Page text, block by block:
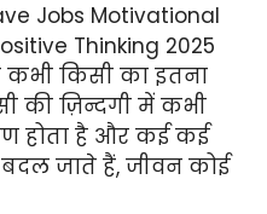
Jobs Motivational
Thinking 2025
किसी का इतना
की ज़िन्दगी में कभी
होता है और कई कई
बदल जाते हैं, जीवन कोई